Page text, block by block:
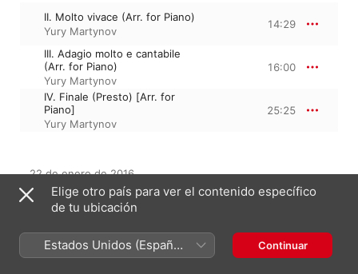
II. Molto vivace (Arr. for Piano)
Yury Martynov
14:29
III. Adagio molto e cantabile
(Arr. for Piano)
Yury Martynov
16:00
IV. Finale (Presto) [Arr. for
Piano]
Yury Martynov
25:25
22 de enero de 2016
3 piezas, 55 minutos
℗ 2015 Alpha Classics / Outhere Music France
Del álbum
Elige otro país para ver el contenido específico
de tu ubicación
Estados Unidos (Español
México)
Continuar